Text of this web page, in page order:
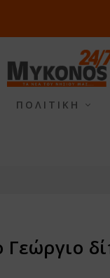
ΠΟΛΙΤΙΚΗ
Γεώργιο